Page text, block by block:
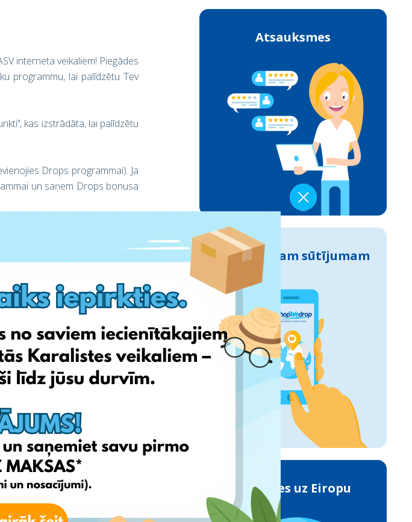
interneta veikaliem! Piegādes
programmu, lai palīdzētu Tev
kas izstrādāta, lai palīdzētu
Drops programmai). Ja
un saņem Drops bonusa
pasūtot preces šajā Melnās
piegādes cenu!
atlaidēs!
2021 Drops bonusa punktus!
Atsauksmes
Izseko savam sūtījumam
Piegādes uz Eiropu